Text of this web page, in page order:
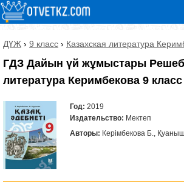
ДҮЖ › 9 класс › Казахская литература
ГДЗ Дайын үй жұмыстары
литература Керимбекова 9
Год: 2019
Издательство: Мектеп
Авторы: Керімбекова Б.,